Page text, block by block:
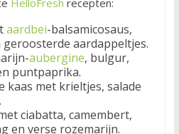
HelloFresh recepten:
aardbei-balsamicosaus,
aardappeltjes.
aubergine, bulgur,
puntpaprika.
kaas met krieltjes, salade
ciabatta, camembert,
en verse rozemarijn.